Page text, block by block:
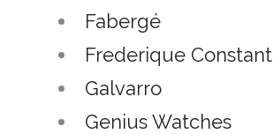
Fabergé
Frederique Constant
Galvarro
Genius Watches